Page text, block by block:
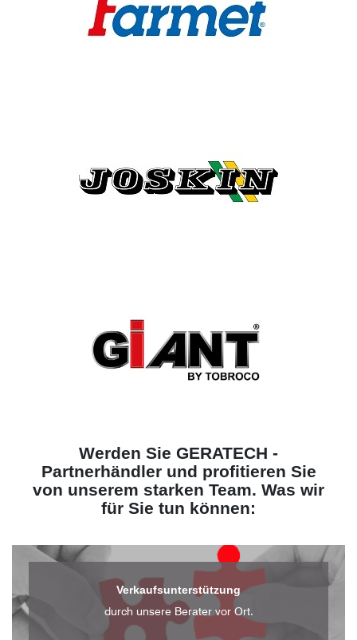
Werden Sie GERATECH -
Partnerhändler und profitieren Sie
von unserem starken Team. Was wir
für Sie tun können:
Verkaufsunterstützung
durch unsere Berater vor Ort.